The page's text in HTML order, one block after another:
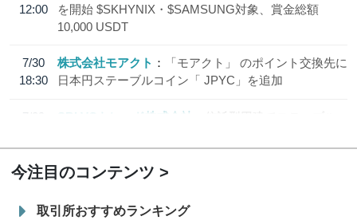
12:00
を開始 $SKHYNIX・$SAMSUNG対象、賞金総額
10,000 USDT
7/30
18:30
株式会社モアクト
「モアクト」 のポイント交換先に
日本円ステーブルコイン「 JPYC」を追加
7/29
SBI VCトレード株式会社
信託型円建てステーブル
今注目のコンテンツ
取引所おすすめランキング